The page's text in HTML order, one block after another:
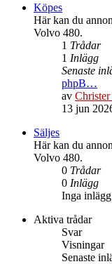
Köpes
Här kan du
Volvo 480.
1 Trådar
1 Inlägg
Senaste
phpB…
av
13 jun
Säljes
Här kan du
Volvo 480.
0 Trådar
0 Inlägg
Inga inlägg
Aktiva trådar
Svar
Visningar
Senaste